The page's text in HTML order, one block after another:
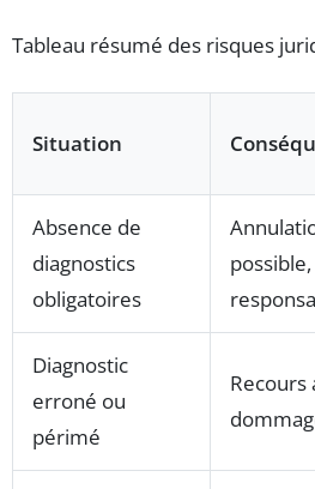
Tableau résumé des risques
Situation
Absence de
diagnostics
obligatoires
Diagnostic
erroné ou
périmé
Recours